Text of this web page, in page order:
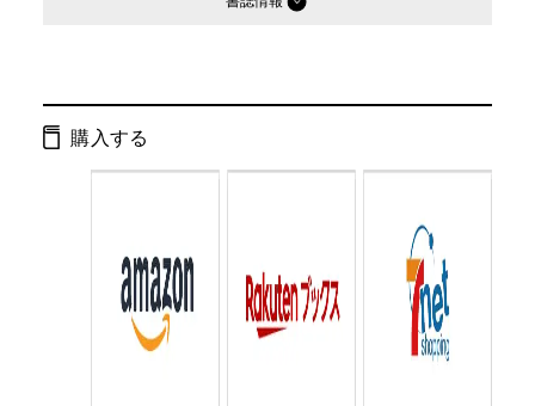
ページ数：
判型： 新書判
購入する